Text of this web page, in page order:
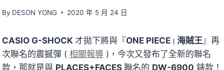
By DESON YONG 2020 年 5 月 24 日
CASIO G-SHOCK 才拋下將與『ONE PIECE | 海賊王 』再
次聯名的震撼彈 ( 相關報導 )，今次又發布了全新的聯名
款，那就是與 PLACES+FACES 聯名的 DW-6900 錶款！